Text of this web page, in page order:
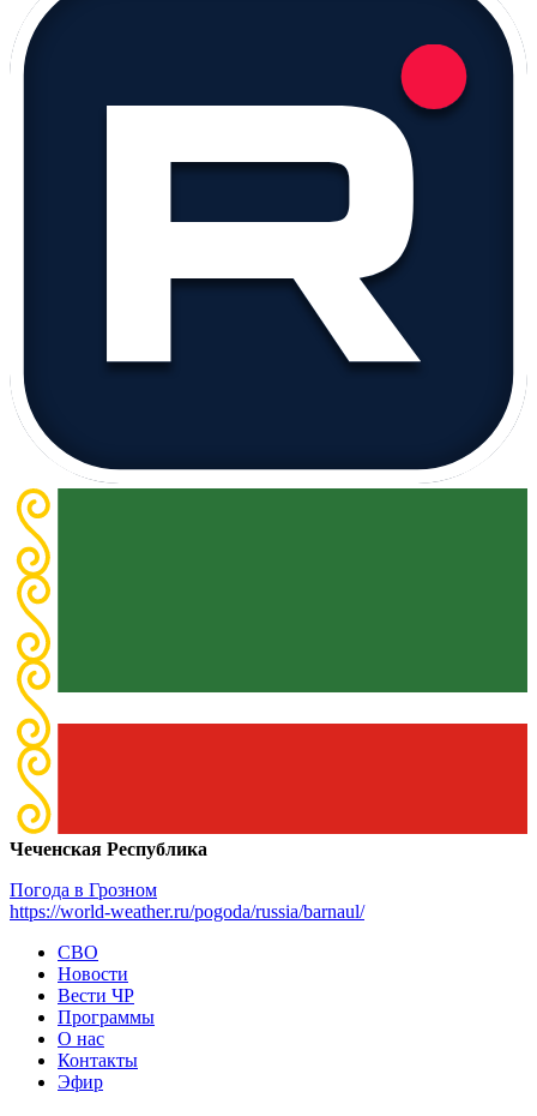
Чеченская Республика
Погода в Грозном
https://world-weather.ru/pogoda/russia/barnaul/
СВО
Новости
Вести ЧР
Программы
О нас
Контакты
Эфир